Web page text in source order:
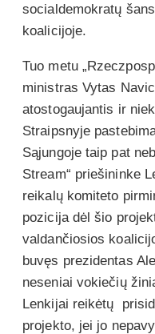
socialdemokratų
koalicijoje.
Tuo metu
ministras Vytas
atostogaujantis ir
Straipsnyje
Sąjungoje taip pat
Stream“ priešininke
reikalų komiteto
pozicija dėl šio
valdančiosios
buvęs prezidentas
neseniai vokiečių
Lenkijai reikėtų
projekto, jei jo